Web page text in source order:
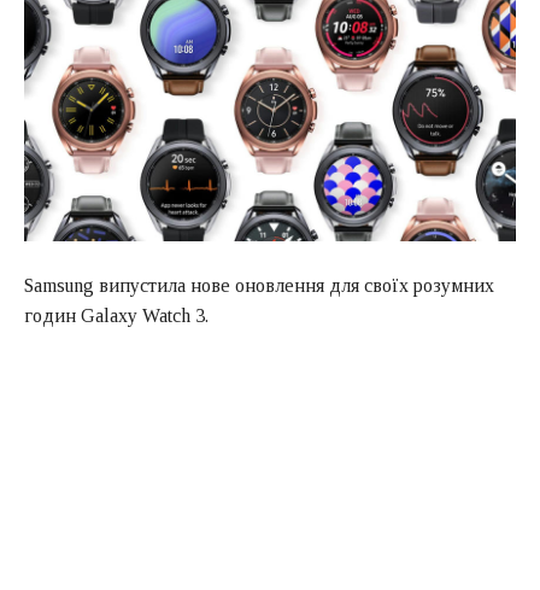
Samsung випустила нове оновлення для своїх розумних
годин Galaxy Watch 3.